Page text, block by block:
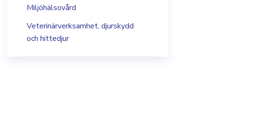
Miljöhälsovård
Veterinärverksamhet, djurskydd
och hittedjur